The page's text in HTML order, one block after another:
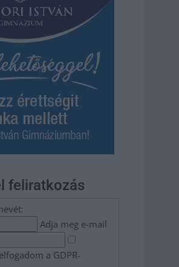
feliratkozás
Adja meg e-mail
a GDPR-